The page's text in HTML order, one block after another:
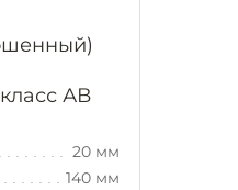
АВ
20 мм
140 мм